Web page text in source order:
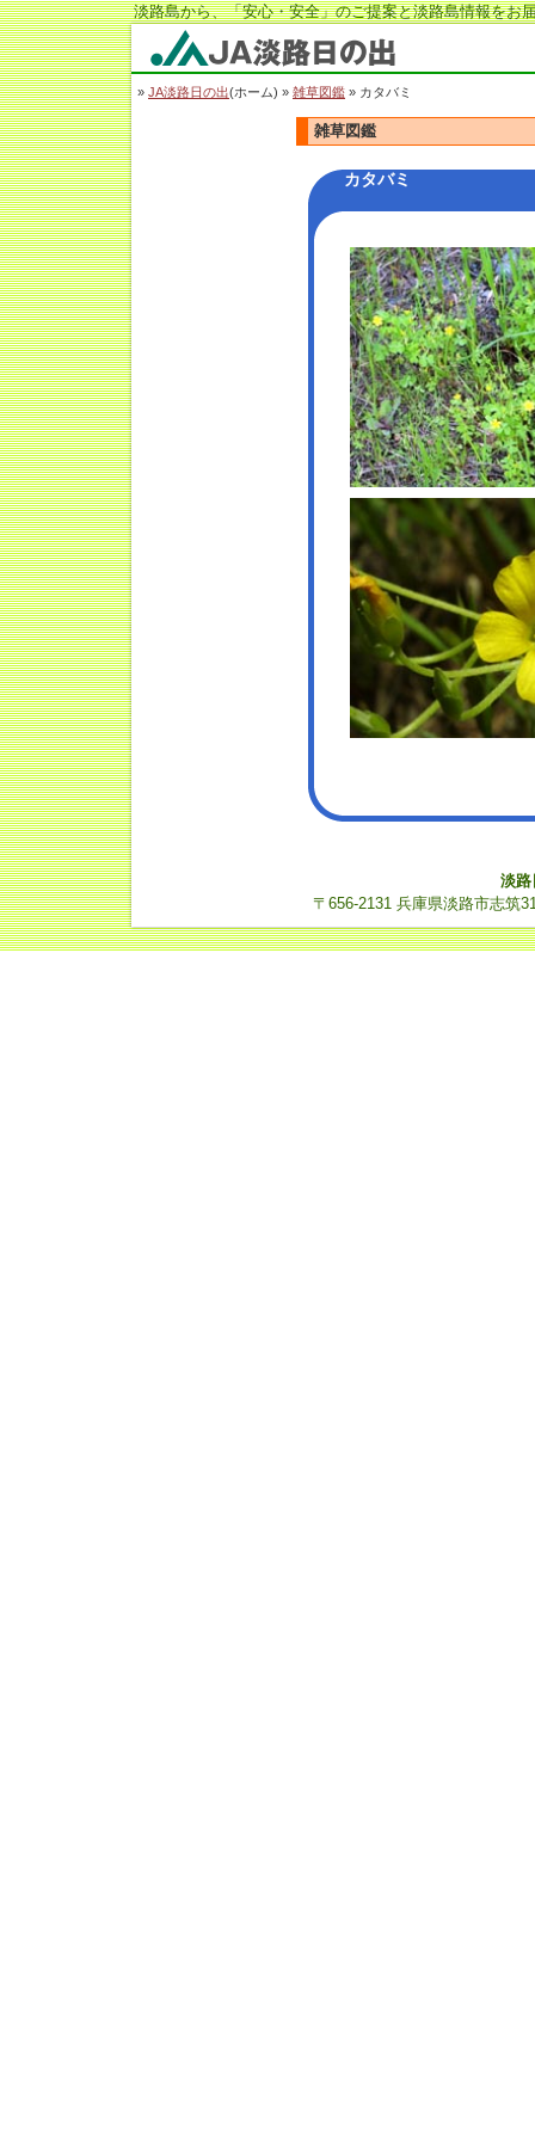
淡路島から、「安心・安全」のご提案と淡路島情報をお
JA淡路日の出
» JA淡路日の出(ホーム) » 雑草図鑑 » カタバミ
雑草図鑑
カタバミ
淡路
〒656-2131 兵庫県淡路市志筑